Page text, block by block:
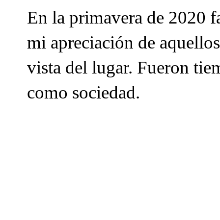
En la primavera de 2020
mi apreciación de
vista del lugar. Fueron
como sociedad.